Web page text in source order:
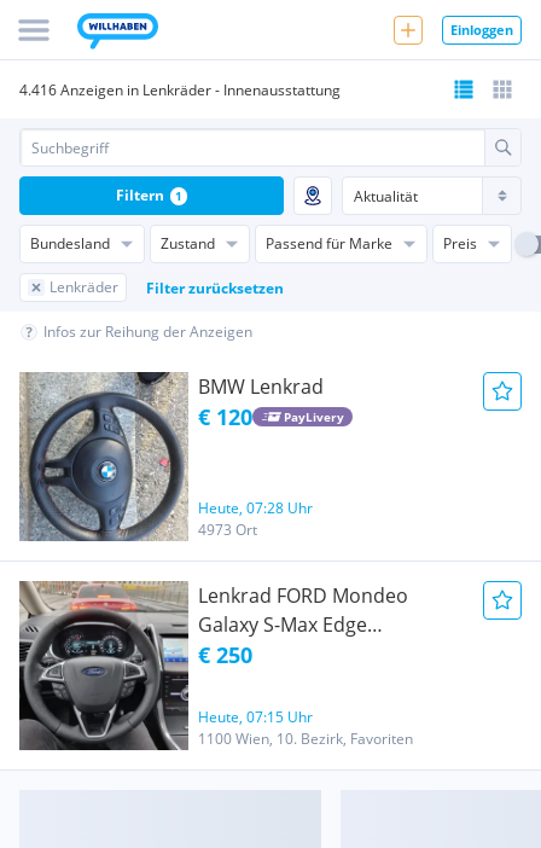
Einloggen
4.416 Anzeigen in Lenkräder - Innenausstattung
Bundesland Zustand Passend für Marke Preis
Lenkräder Filter zurücksetzen
Filtern 1
Infos zur Reihung der Anzeigen
BMW Lenkrad
€ 120 PayLivery
Heute, 07:28 Uhr
4973 Ort
Lenkrad FORD Mondeo
Galaxy S-Max Edge
NEUWERTIG
€ 250
Heute, 07:15 Uhr
1100 Wien, 10. Bezirk, Favoriten